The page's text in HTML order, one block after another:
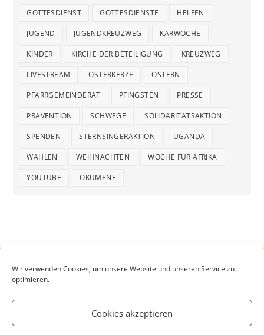
Wir verwenden Cookies, um unsere Website und unseren Service zu
optimieren.
Cookies akzeptieren
GOTTESDIENST GOTTESDIENSTE HELFEN
JUGEND JUGENDKREUZWEG KARWOCHE
KINDER KIRCHE DER BETEILIGUNG KREUZWEG
LIVESTREAM OSTERKERZE OSTERN
PFARRGEMEINDERAT PFINGSTEN PRESSE
PRÄVENTION SCHWEGE SOLIDARITÄTSAKTION
SPENDEN STERNSINGERAKTION UGANDA
WAHLEN WEIHNACHTEN WOCHE FÜR AFRIKA
YOUTUBE ÖKUMENE